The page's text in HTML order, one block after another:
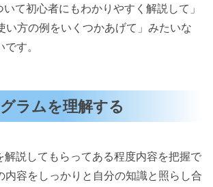
いて初心者にもわかりやすく解説して」
い方の例をいくつかあげて」みたいな
す。
ラムを理解する
解説してもらってある程度内容を把握で
内容をしっかりと自分の知識と照らし合